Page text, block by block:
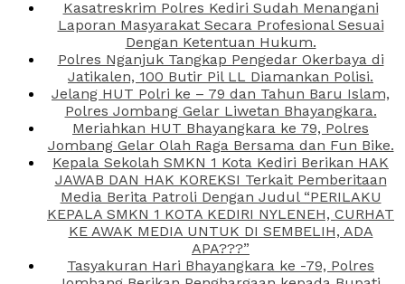
Kasatreskrim Polres Kediri Sudah Menangani
Laporan Masyarakat Secara Profesional Sesuai
Dengan Ketentuan Hukum.
Polres Nganjuk Tangkap Pengedar Okerbaya di
Jatikalen, 100 Butir Pil LL Diamankan Polisi.
Jelang HUT Polri ke – 79 dan Tahun Baru Islam,
Polres Jombang Gelar Liwetan Bhayangkara.
Meriahkan HUT Bhayangkara ke 79, Polres
Jombang Gelar Olah Raga Bersama dan Fun Bike.
Kepala Sekolah SMKN 1 Kota Kediri Berikan HAK
JAWAB DAN HAK KOREKSI Terkait Pemberitaan
Media Berita Patroli Dengan Judul “PERILAKU
KEPALA SMKN 1 KOTA KEDIRI NYLENEH, CURHAT
KE AWAK MEDIA UNTUK DI SEMBELIH, ADA
APA???”
Tasyakuran Hari Bhayangkara ke -79, Polres